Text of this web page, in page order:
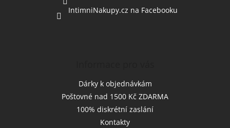
IntimniNakupy.cz na Facebooku
Dárky k objednávkám
Poštovné nad 1500 Kč ZDARMA
100% diskrétní zaslání
Kontakty